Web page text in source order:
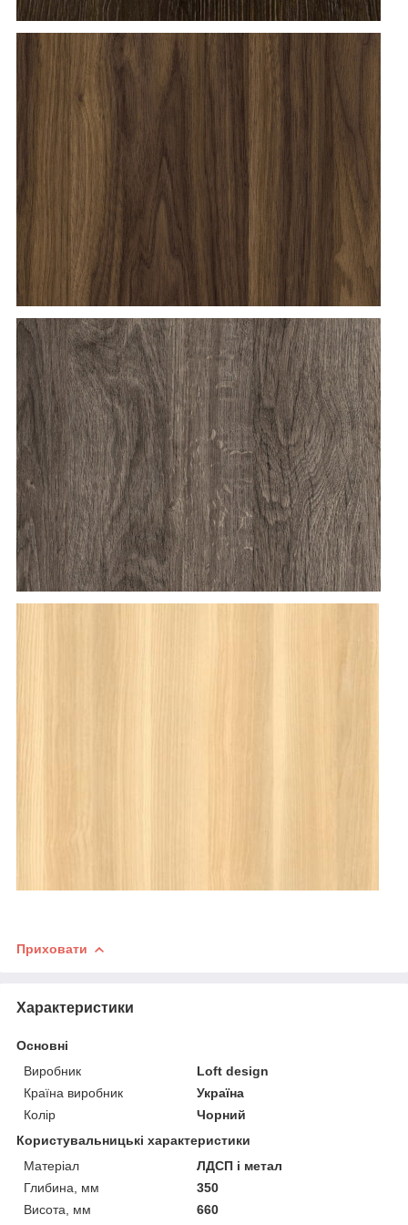
Приховати
Характеристики
Основні
Виробник
Loft design
Країна виробник
Україна
Колір
Чорний
Користувальницькі характеристики
Матеріал
ЛДСП і метал
Глибина, мм
350
Висота, мм
660